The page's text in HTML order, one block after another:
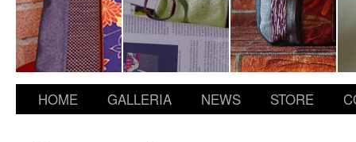
HOME GALLERIA NEWS STORE